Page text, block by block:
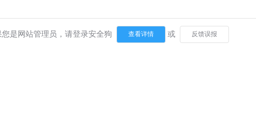
您是网站管理员，请登录安全狗 或